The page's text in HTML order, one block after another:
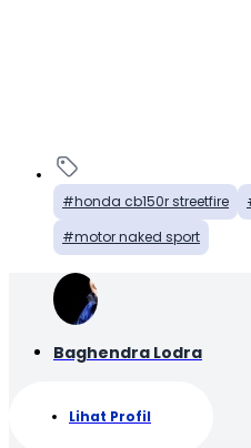
honda cb150r streetfire
motor naked sport
Baghendra Lodra
Lihat Profil